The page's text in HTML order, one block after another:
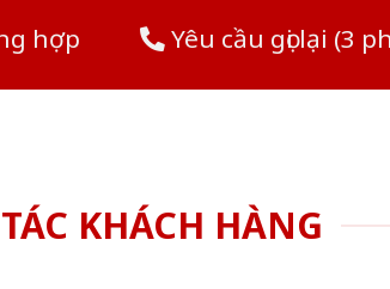
hợp Yêu cầu gọi lại (3
KHÁCH HÀNG